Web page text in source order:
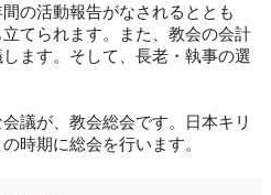
の活動報告がなされるととも
てられます。また、教会の会計
ます。そして、長老・執事の選
議が、教会総会です。日本キリ
時期に総会を行います。